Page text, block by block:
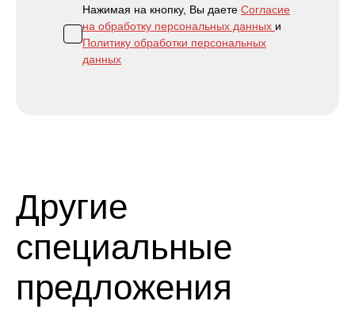
Нажимая на кнопку, Вы даете Согласие
на обработку персональных данных и
Политику обработки персональных
данных
Другие
специальные
предложения